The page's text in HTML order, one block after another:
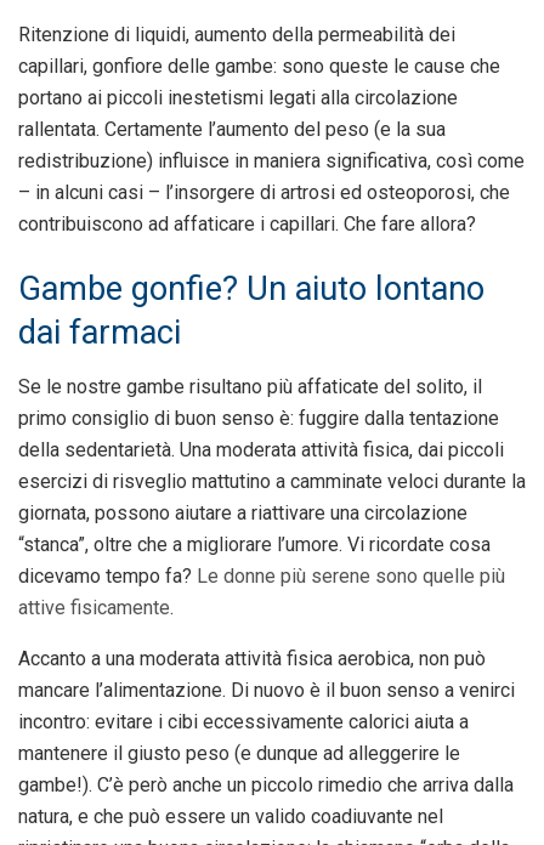
Ritenzione di liquidi, aumento della permeabilità dei
capillari, gonfiore delle gambe: sono queste le cause che
portano ai piccoli inestetismi legati alla circolazione
rallentata. Certamente l’aumento del peso (e la sua
redistribuzione) influisce in maniera significativa, così come
– in alcuni casi – l’insorgere di artrosi ed osteoporosi, che
contribuiscono ad affaticare i capillari. Che fare allora?
Gambe gonfie? Un aiuto lontano
dai farmaci
Se le nostre gambe risultano più affaticate del solito, il
primo consiglio di buon senso è: fuggire dalla tentazione
della sedentarietà. Una moderata attività fisica, dai piccoli
esercizi di risveglio mattutino a camminate veloci durante la
giornata, possono aiutare a riattivare una circolazione
“stanca”, oltre che a migliorare l’umore. Vi ricordate cosa
dicevamo tempo fa? Le donne più serene sono quelle più
attive fisicamente.
Accanto a una moderata attività fisica aerobica, non può
mancare l’alimentazione. Di nuovo è il buon senso a venirci
incontro: evitare i cibi eccessivamente calorici aiuta a
mantenere il giusto peso (e dunque ad alleggerire le
gambe!). C’è però anche un piccolo rimedio che arriva dalla
natura, e che può essere un valido coadiuvante nel